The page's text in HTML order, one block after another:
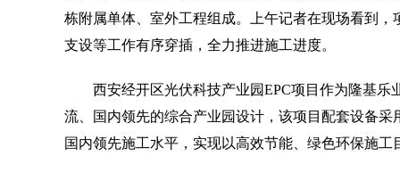
栋附属单体、室外工程组成。上午记者在现场看到
支设等工作有序穿插，全力推进施工进度。
西安经开区光伏科技产业园EPC项目作为隆基乐
流、国内领先的综合产业园设计，该项目配套设备
国内领先施工水平，实现以高效节能、绿色环保施工